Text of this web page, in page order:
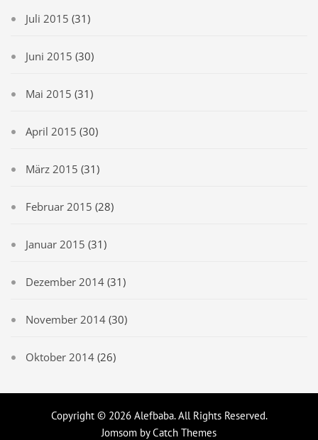
Juli 2015 (31)
Juni 2015 (30)
Mai 2015 (31)
April 2015 (30)
März 2015 (31)
Februar 2015 (28)
Januar 2015 (31)
Dezember 2014 (31)
November 2014 (30)
Oktober 2014 (26)
Copyright © 2026 Alefbaba. All Rights Reserved.
Jomsom byCatch Themes